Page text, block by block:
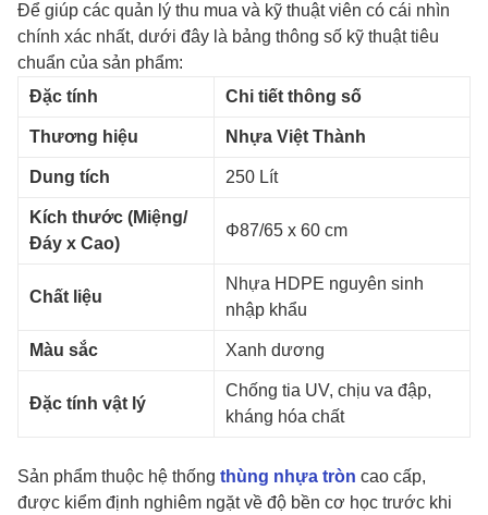
Để giúp các quản lý thu mua và kỹ thuật viên có cái nhìn
chính xác nhất, dưới đây là bảng thông số kỹ thuật tiêu
chuẩn của sản phẩm:
Đặc tính
Chi tiết thông số
Thương hiệu Nhựa Việt Thành
Dung tích 250 Lít
Kích thước (Miệng/
Đáy x Cao)
Φ87/65 x 60 cm
Chất liệu
Nhựa HDPE nguyên sinh
nhập khẩu
Màu sắc Xanh dương
Đặc tính vật lý
Chống tia UV, chịu va đập,
kháng hóa chất
Sản phẩm thuộc hệ thống thùng nhựa tròn cao cấp,
được kiểm định nghiêm ngặt về độ bền cơ học trước khi